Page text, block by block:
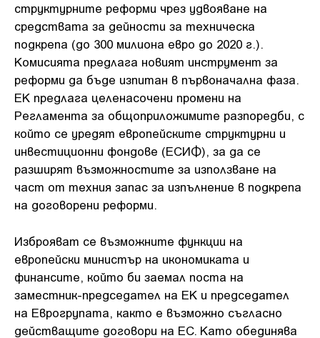
структурните реформи чрез удвояване на
средствата за дейности за техническа
подкрепа (до 300 милиона евро до 2020 г.).
Комисията предлага новият инструмент за
реформи да бъде изпитан в първоначална фаза.
ЕК предлага целенасочени промени на
Регламента за общоприложимите разпоредби, с
който се уредят европейските структурни и
инвестиционни фондове (ЕСИФ), за да се
разширят възможностите за използване на
част от техния запас за изпълнение в подкрепа
на договорени реформи.
Изброяват се възможните функции на
европейски министър на икономиката и
финансите, който би заемал поста на
заместник-председател на ЕК и председател
на Еврогрупата, както е възможно съгласно
действащите договори на ЕС. Като обединява